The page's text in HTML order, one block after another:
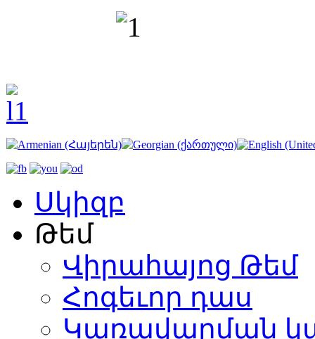
Սկիզբ
Թեմ
Վիրահայոց Թեմ
Հոգեւոր դաս
Կառավարման